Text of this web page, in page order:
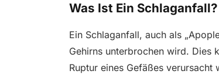
Was Ist Ein Schlaganfall?
Ein Schlaganfall, auch als
Gehirns unterbrochen wird. Dies
Ruptur eines Gefäßes